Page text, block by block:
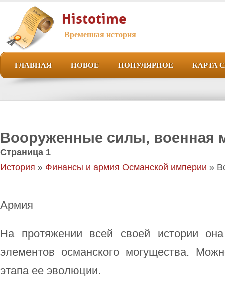
Histotime
Временная история
ГЛАВНАЯ НОВОЕ ПОПУЛЯРНОЕ КАРТА
Вооруженные силы, военная
Страница 1
История » Финансы и армия Османской империи »
Армия
На протяжении всей своей истории
элементов османского могущества.
этапа ее эволюции.